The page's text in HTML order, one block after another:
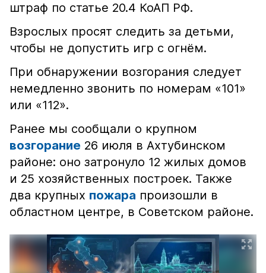
штраф по статье 20.4 КоАП РФ.
Взрослых просят следить за детьми,
чтобы не допустить игр с огнём.
При обнаружении возгорания следует
немедленно звонить по номерам «101»
или «112».
Ранее мы сообщали о крупном
возгорание 26 июля в Ахтубинском
районе: оно затронуло 12 жилых домов
и 25 хозяйственных построек. Также
два крупных пожара произошли в
областном центре, в Советском районе.